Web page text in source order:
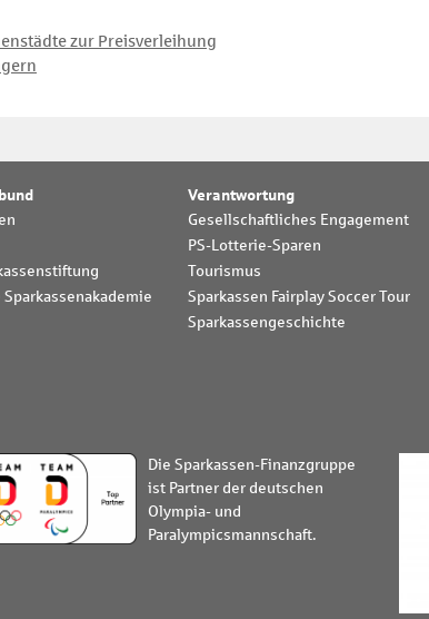
zur Preisverleihung
Verantwortung
Gesellschaftliches Engagement
PS-Lotterie-Sparen
Tourismus
Sparkassen Fairplay Soccer Tour
Sparkassengeschichte
Die Sparkassen-Finanzgruppe
ist Partner der deutschen
Olympia- und
Paralympicsmannschaft.